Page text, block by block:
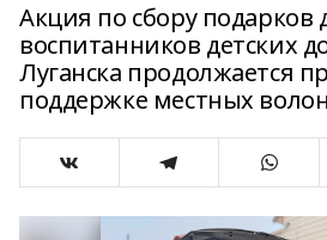
Акция по сбору подарков
воспитанников детских
Луганска продолжается
поддержке местных